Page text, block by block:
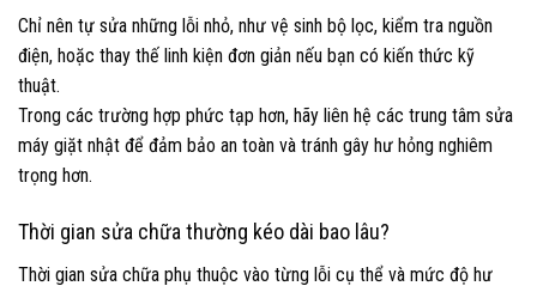
Chỉ nên tự sửa những lỗi nhỏ, như vệ sinh bộ lọc, kiểm tra nguồn
điện, hoặc thay thế linh kiện đơn giản nếu bạn có kiến thức kỹ
thuật.
Trong các trường hợp phức tạp hơn, hãy liên hệ các trung tâm sửa
máy giặt nhật để đảm bảo an toàn và tránh gây hư hỏng nghiêm
trọng hơn.
Thời gian sửa chữa thường kéo dài bao lâu?
Thời gian sửa chữa phụ thuộc vào từng lỗi cụ thể và mức độ hư